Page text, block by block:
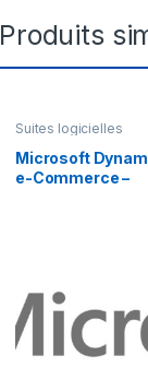
Produits
Suites logicielles
Microsoft
e-Commerce –